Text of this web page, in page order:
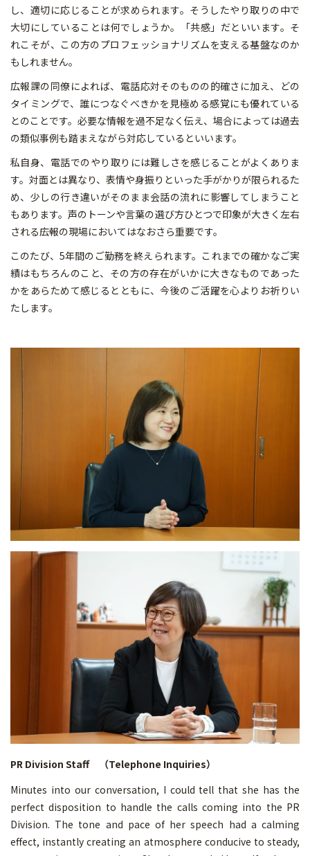
し、適切に応じることが求められます。そうしたやり取りの中で
大切にしていることは何でしょうか。「共感」だといいます。そ
れこそが、この方のプロフェッショナリズムを支える基盤なのか
もしれません。
広報課の同僚によれば、電話応対そのものの的確さに加え、どの
タイミングで、誰につなぐべきかを見極める感覚にも優れている
とのことです。必要な情報を過不足なく伝え、場合によっては過去
の類似事例も踏まえながら対応しているといいます。
私自身、電話でのやり取りには難しさを感じることがよくありま
す。対面とは異なり、表情や身振りといった手がかりが限られるた
め、少しの行き違いがそのまま会話の流れに影響してしまうこと
もあります。声のトーンや言葉の選び方ひとつで印象が大きく左右
される――広報の現場においてはなおさら重要です。
このたび、5年間のご勤務を終えられます。これまでの確かなご実
績はもちろんのこと、その方の存在がいかに大きなものであった
かをあらためて感じるとともに、今後のご活躍を心よりお祈りい
たします。
PR Division Staff （Telephone Inquiries）
Minutes into our conversation, I could tell that she has the
perfect disposition to handle the calls coming into the PR
Division. The tone and pace of her speech had a calming
effect, instantly creating an atmosphere conducive to steady,